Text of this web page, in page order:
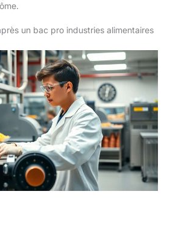
un bac pro industries alimentaires